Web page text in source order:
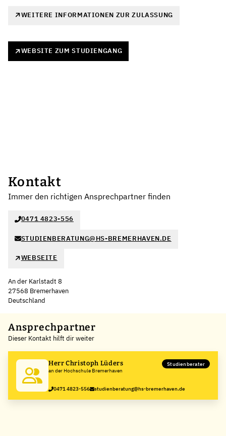
WEITERE INFORMATIONEN ZUR ZULASSUNG
WEBSITE ZUM STUDIENGANG
Kontakt
Immer den richtigen Ansprechpartner finden
0471 4823-556
STUDIENBERATUNG@HS-BREMERHAVEN.DE
WEBSEITE
An der Karlstadt 8
27568 Bremerhaven
Deutschland
+
−
Ansprechpartner
Dieser Kontakt hilft dir weiter
Herr Christoph Lüders
an der Hochschule Bremerhaven
Studienberater
0471 4823-556 studienberatung@hs-bremerhaven.de